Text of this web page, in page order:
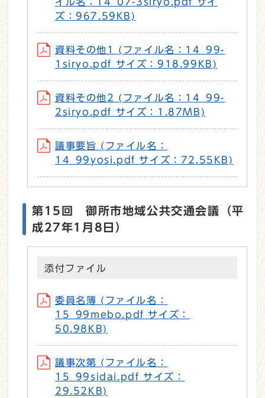
ズ：967.59KB)
資料その他1 (ファイル名：14_99-
1siryo.pdf サイズ：918.99KB)
資料その他2 (ファイル名：14_99-
2siryo.pdf サイズ：1.87MB)
議事要旨 (ファイル名：
14_99yosi.pdf サイズ：72.55KB)
第15回 御所市地域公共交通会議（平
成27年1月8日）
添付ファイル
委員名簿 (ファイル名：
15_99mebo.pdf サイズ：
50.98KB)
議事次第 (ファイル名：
15_99sidai.pdf サイズ：
29.52KB)